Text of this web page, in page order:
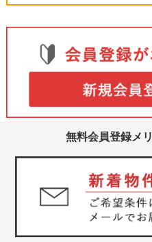
無料会員登録メ